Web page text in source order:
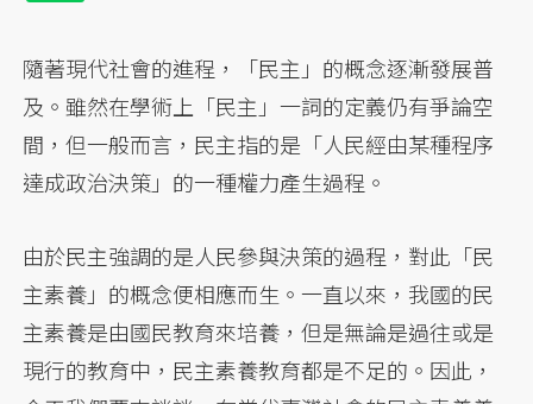
隨著現代社會的進程，「民主」的概念逐漸發展普
及。雖然在學術上「民主」一詞的定義仍有爭論空
間，但一般而言，民主指的是「人民經由某種程序
達成政治決策」的一種權力產生過程。
由於民主強調的是人民參與決策的過程，對此「民
主素養」的概念便相應而生。一直以來，我國的民
主素養是由國民教育來培養，但是無論是過往或是
現行的教育中，民主素養教育都是不足的。因此，